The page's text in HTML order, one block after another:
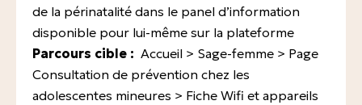
de la périnatalité dans le panel d’information
disponible pour lui-même sur la plateforme
Parcours cible : Accueil > Sage-femme > Page
Consultation de prévention chez les
adolescentes mineures > Fiche Wifi et appareils